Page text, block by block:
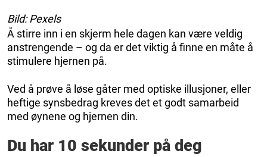
Bild: Pexels
Å stirre inn i en skjerm hele dagen kan være veldig
anstrengende – og da er det viktig å finne en måte å
stimulere hjernen på.
Ved å prøve å løse gåter med optiske illusjoner, eller
heftige synsbedrag kreves det et godt samarbeid
med øynene og hjernen din.
Du har 10 sekunder på deg